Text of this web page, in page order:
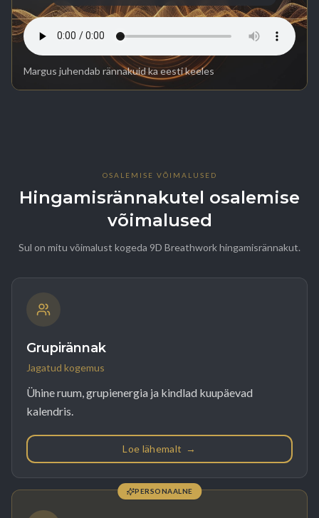
Margus juhendab rännakuid ka eesti keeles
OSALEMISE VÕIMALUSED
Hingamisrännakutel osalemise
võimalused
Sul on mitu võimalust kogeda 9D Breathwork hingamisrännakut.
Grupirännak
Jagatud kogemus
Ühine ruum, grupienergia ja kindlad kuupäevad
kalendris.
Loe lähemalt →
PERSONAALNE